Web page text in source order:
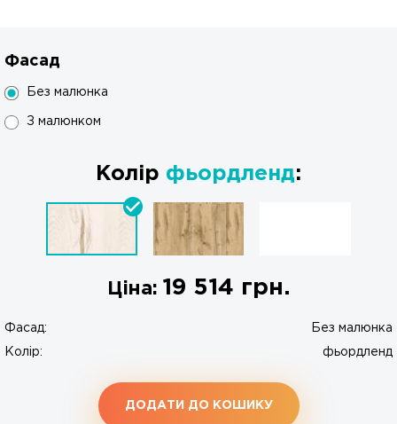
Фасад
Без малюнка
З малюнком
Колір фьордленд:
Ціна: 19 514 грн.
Фасад: Без малюнка
Колір: фьордленд
ДОДАТИ ДО КОШИКУ